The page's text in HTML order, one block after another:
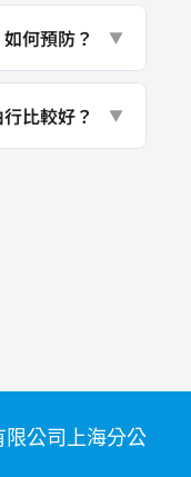
何預防？ ▼
比較好？ ▼
公司上海分公